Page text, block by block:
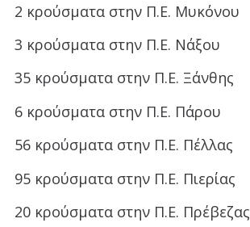
2 κρούσματα στην Π.Ε. Μυκόνου
3 κρούσματα στην Π.Ε. Νάξου
35 κρούσματα στην Π.Ε. Ξάνθης
6 κρούσματα στην Π.Ε. Πάρου
56 κρούσματα στην Π.Ε. Πέλλας
95 κρούσματα στην Π.Ε. Πιερίας
20 κρούσματα στην Π.Ε. Πρέβεζας